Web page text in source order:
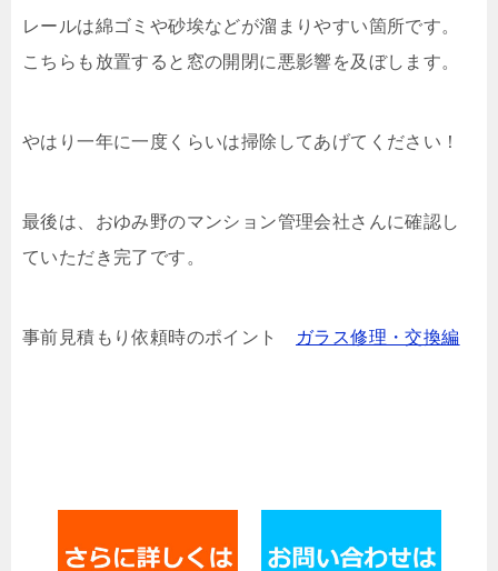
レールは綿ゴミや砂埃などが溜まりやすい箇所です。
こちらも放置すると窓の開閉に悪影響を及ぼします。
やはり一年に一度くらいは掃除してあげてください！
最後は、おゆみ野のマンション管理会社さんに確認し
ていただき完了です。
事前見積もり依頼時のポイント ガラス修理・交換編